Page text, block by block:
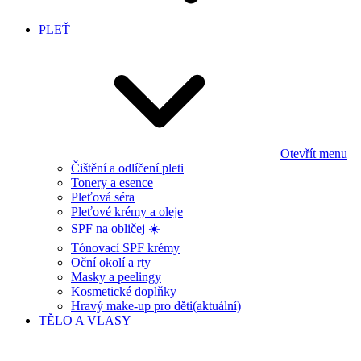
PLEŤ
Otevřít menu
Čištění a odlíčení pleti
Tonery a esence
Pleťová séra
Pleťové krémy a oleje
SPF na obličej ☀️
Tónovací SPF krémy
Oční okolí a rty
Masky a peelingy
Kosmetické doplňky
Hravý make-up pro děti(aktuální)
TĚLO A VLASY